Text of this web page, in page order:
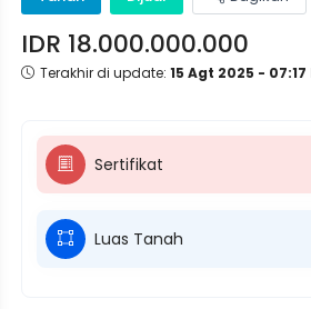
IDR 18.000.000.000
Terakhir di update:15 Agt 2025 - 07:17
Sertifikat
Luas Tanah